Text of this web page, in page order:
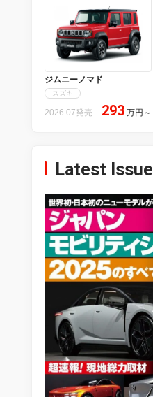
ジムニーノマド
スズキ
2026.07発売 293 万円 ～
Latest Issue